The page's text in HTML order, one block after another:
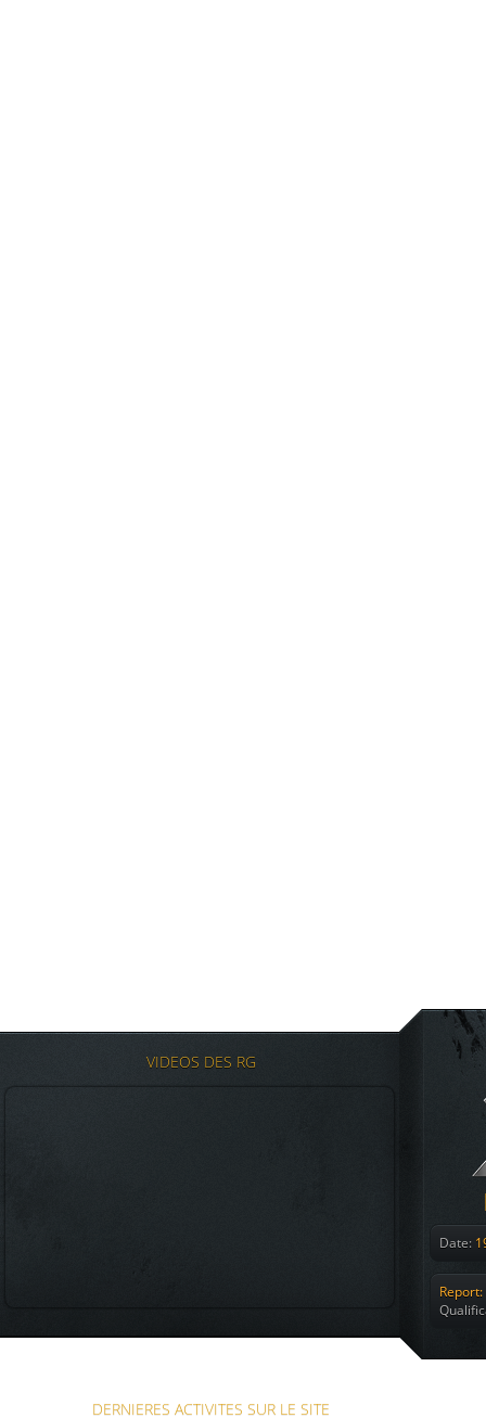
VIDEOS DES RG
Date:
Report:
DERNIERES ACTIVITES SUR LE SITE